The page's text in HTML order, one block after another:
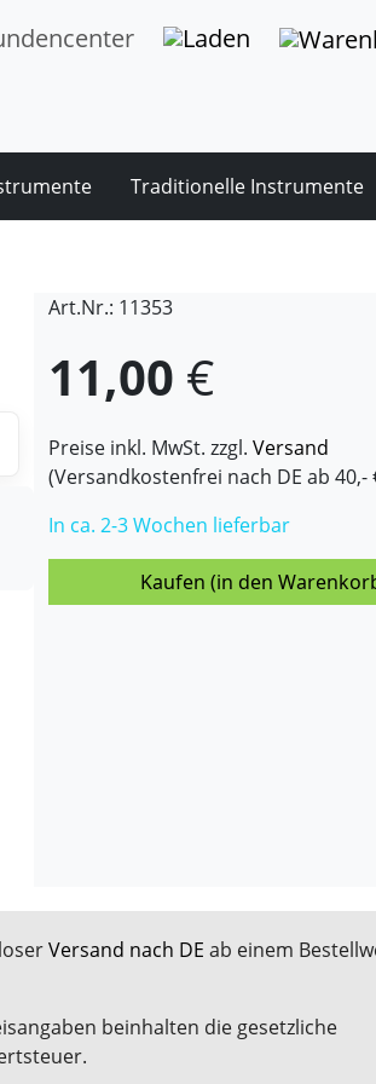
Traditionelle Instrumente
Art.Nr.: 11353
11,00 €
Preise inkl. MwSt. zzgl. Versand
(Versandkostenfrei nach DE ab 40,-
In ca. 2-3 Wochen lieferbar
Kaufen (in den
Versand nach DE ab einem
beinhalten die gesetzliche